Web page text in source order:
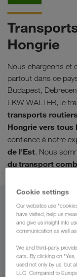
Hongrie
Nous chargeons et
partout dans ce
Budapest,
LKW WALTER, le
transports
Hongrie vers tous
confiance à notre
de l'Est. Nous
du transport
De
Luxembourg
Vers
Cookie settings
Our websites use
have visited, help us
and give us insight into
communication as well
We and third-party
data. By clicking on
used not only by us, but
LLC. Compared to